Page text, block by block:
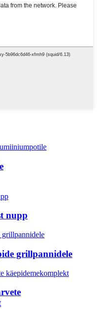
nupp
grillpannidele